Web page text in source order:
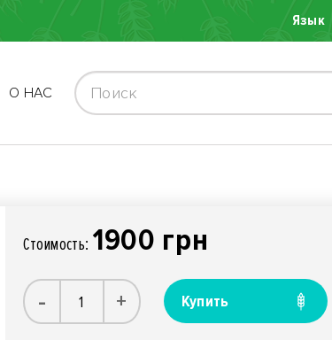
Язык
О НАС
Стоимость: 1900 грн
- + Купить